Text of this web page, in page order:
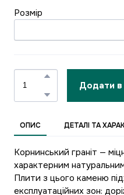
Розмір
Додати
ОПИС ДЕТАЛІ ТА
Корнинський граніт —
характерним
Плити з цього каменю
експлуатаційних зон: